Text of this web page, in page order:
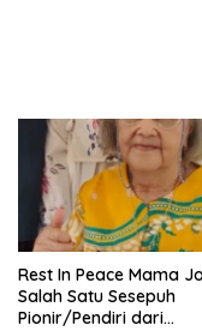
Rest In Peace Mama
Salah Satu Sesepuh
Pionir/Pendiri dari